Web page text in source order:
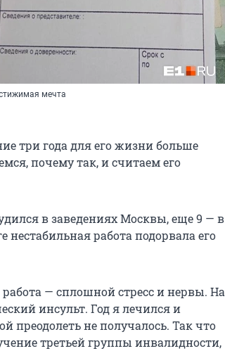
мечта
три года для его жизни больше
почему так, и считаем его
в заведениях Москвы, еще 9 — в
нестабильная работа подорвала его
— сплошной стресс и нервы. На
инсульт. Год я лечился и
преодолеть не получалось. Так что
третьей группы инвалидности,